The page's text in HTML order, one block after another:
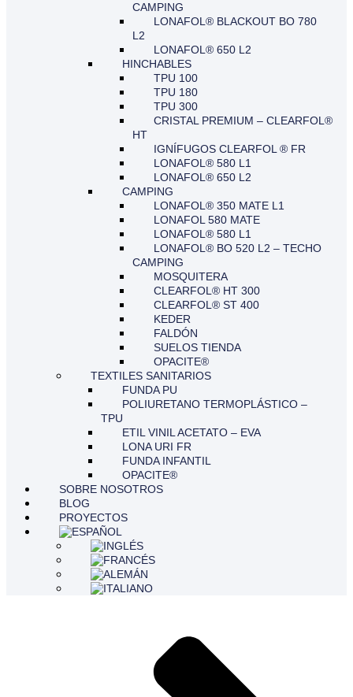
CAMPING
LONAFOL® BLACKOUT BO 780
L2
LONAFOL® 650 L2
HINCHABLES
TPU 100
TPU 180
TPU 300
CRISTAL PREMIUM – CLEARFOL®
HT
IGNÍFUGOS CLEARFOL ® FR
LONAFOL® 580 L1
LONAFOL® 650 L2
CAMPING
LONAFOL® 350 MATE L1
LONAFOL 580 MATE
LONAFOL® 580 L1
LONAFOL® BO 520 L2 – TECHO
CAMPING
MOSQUITERA
CLEARFOL® HT 300
CLEARFOL® ST 400
KEDER
FALDÓN
SUELOS TIENDA
OPACITE®
TEXTILES SANITARIOS
FUNDA PU
POLIURETANO TERMOPLÁSTICO –
TPU
ETIL VINIL ACETATO – EVA
LONA URI FR
FUNDA INFANTIL
OPACITE®
SOBRE NOSOTROS
BLOG
PROYECTOS